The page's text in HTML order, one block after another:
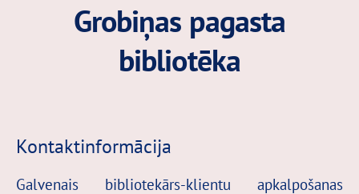
Grobiņas pagasta
bibliotēka
Kontaktinformācija
Galvenais bibliotekārs-klientu apkalpošanas